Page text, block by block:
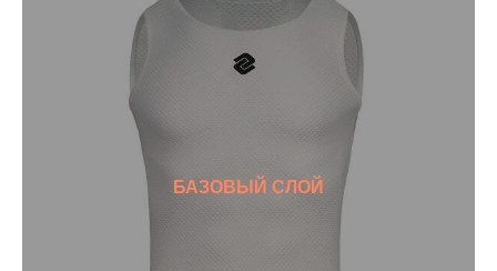
БАЗОВЫЙ СЛОЙ